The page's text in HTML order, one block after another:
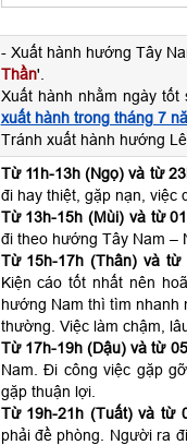
- Xuất hành hướng Tây
Thần'.
Xuất hành nhằm ngày
xuất hành trong tháng 7
Tránh xuất hành hướng
Từ 11h-13h (Ngọ) và từ
đi hay thiệt, gặp nạn, việc
Từ 13h-15h (Mùi) và từ
đi theo hướng Tây Nam –
Từ 15h-17h (Thân) và từ
Kiện cáo tốt nhất nên
hướng Nam thì tìm nhanh
thường. Việc làm chậm,
Từ 17h-19h (Dậu) và từ
Nam. Đi công việc gặp
gặp thuận lợi.
Từ 19h-21h (Tuất) và từ
phải đề phòng. Người ra